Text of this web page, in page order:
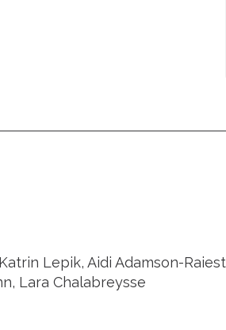
Lepik, Aidi Adamson-
Lara Chalabreysse